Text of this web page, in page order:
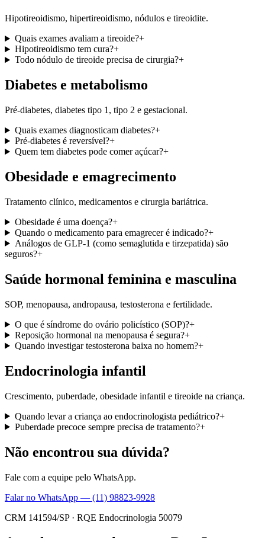
Hipotireoidismo, hipertireoidismo, nódulos e tireoidite.
Quais exames avaliam a tireoide?+
Hipotireoidismo tem cura?+
Todo nódulo de tireoide precisa de cirurgia?+
Diabetes e metabolismo
Pré-diabetes, diabetes tipo 1, tipo 2 e gestacional.
Quais exames diagnosticam diabetes?+
Pré-diabetes é reversível?+
Quem tem diabetes pode comer açúcar?+
Obesidade e emagrecimento
Tratamento clínico, medicamentos e cirurgia bariátrica.
Obesidade é uma doença?+
Quando o medicamento para emagrecer é indicado?+
Análogos de GLP-1 (como semaglutida e tirzepatida) são
seguros?+
Saúde hormonal feminina e masculina
SOP, menopausa, andropausa, testosterona e fertilidade.
O que é síndrome do ovário policístico (SOP)?+
Reposição hormonal na menopausa é segura?+
Quando investigar testosterona baixa no homem?+
Endocrinologia infantil
Crescimento, puberdade, obesidade infantil e tireoide na criança.
Quando levar a criança ao endocrinologista pediátrico?+
Puberdade precoce sempre precisa de tratamento?+
Não encontrou sua dúvida?
Fale com a equipe pelo WhatsApp.
Falar no WhatsApp — (11) 98823-9928
CRM 141594/SP· RQE Endocrinologia 50079